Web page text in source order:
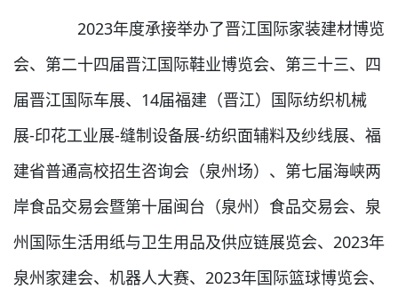
2023年度承接举办了晋江国际家装建材博览
会、第二十四届晋江国际鞋业博览会、第三十三、四
届晋江国际车展、14届福建（晋江）国际纺织机械
展-印花工业展-缝制设备展-纺织面辅料及纱线展、福
建省普通高校招生咨询会（泉州场）、第七届海峡两
岸食品交易会暨第十届闽台（泉州）食品交易会、泉
州国际生活用纸与卫生用品及供应链展览会、2023年
泉州家建会、机器人大赛、2023年国际篮球博览会、